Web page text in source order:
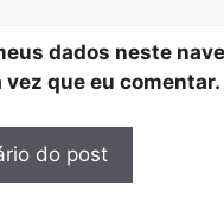
dados neste
vez que eu comentar.